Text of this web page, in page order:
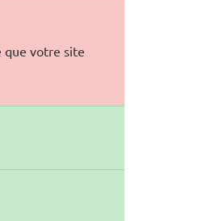
que votre site